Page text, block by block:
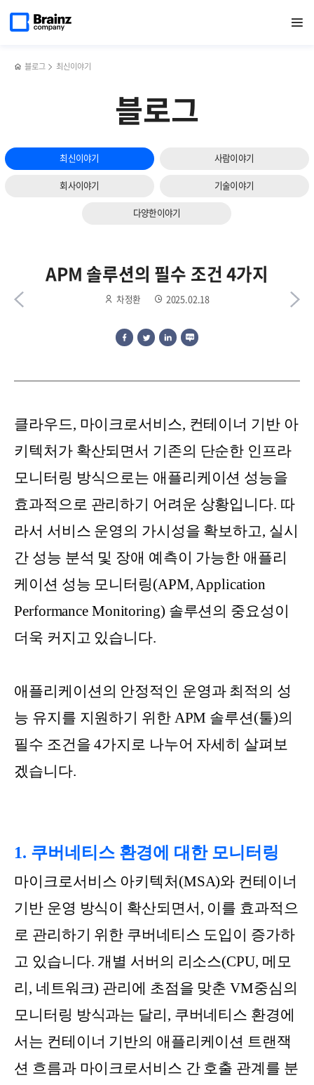
열기
페이지로
블로그 최신이야기
블로그
최신이야기 사람이야기
회사이야기 기술이야기
다양한이야기
Zenius
APM 솔루션의 필수 조건 4가지
차정환 2025.02.18
영업그룹
클라우드, 마이크로서비스, 컨테이너 기반 아
키텍처가 확산되면서 기존의 단순한 인프라
모니터링 방식으로는 애플리케이션 성능을
효과적으로 관리하기 어려운 상황입니다. 따
라서 서비스 운영의 가시성을 확보하고, 실시
간 성능 분석 및 장애 예측이 가능한 애플리
케이션 성능 모니터링(APM, Application
Performance Monitoring) 솔루션의 중요성이
더욱 커지고 있습니다.
애플리케이션의 안정적인 운영과 최적의 성
능 유지를 지원하기 위한 APM 솔루션(툴)의
필수 조건을 4가지로 나누어 자세히 살펴보
겠습니다.
1. 쿠버네티스 환경에 대한 모니터링
마이크로서비스 아키텍처(MSA)와 컨테이너
기반 운영 방식이 확산되면서, 이를 효과적으
로 관리하기 위한 쿠버네티스 도입이 증가하
고 있습니다. 개별 서버의 리소스(CPU, 메모
리, 네트워크) 관리에 초점을 맞춘 VM중심의
모니터링 방식과는 달리, 쿠버네티스 환경에
서는 컨테이너 기반의 애플리케이션 트랜잭
션 흐름과 마이크로서비스 간 호출 관계를 분
다음
슬라이드